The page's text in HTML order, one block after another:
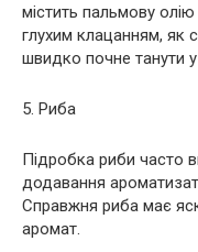
містить пальмову
глухим клацанням, як
швидко почне танути у
5. Риба
Підробка риби часто
додавання
Справжня риба має
аромат.